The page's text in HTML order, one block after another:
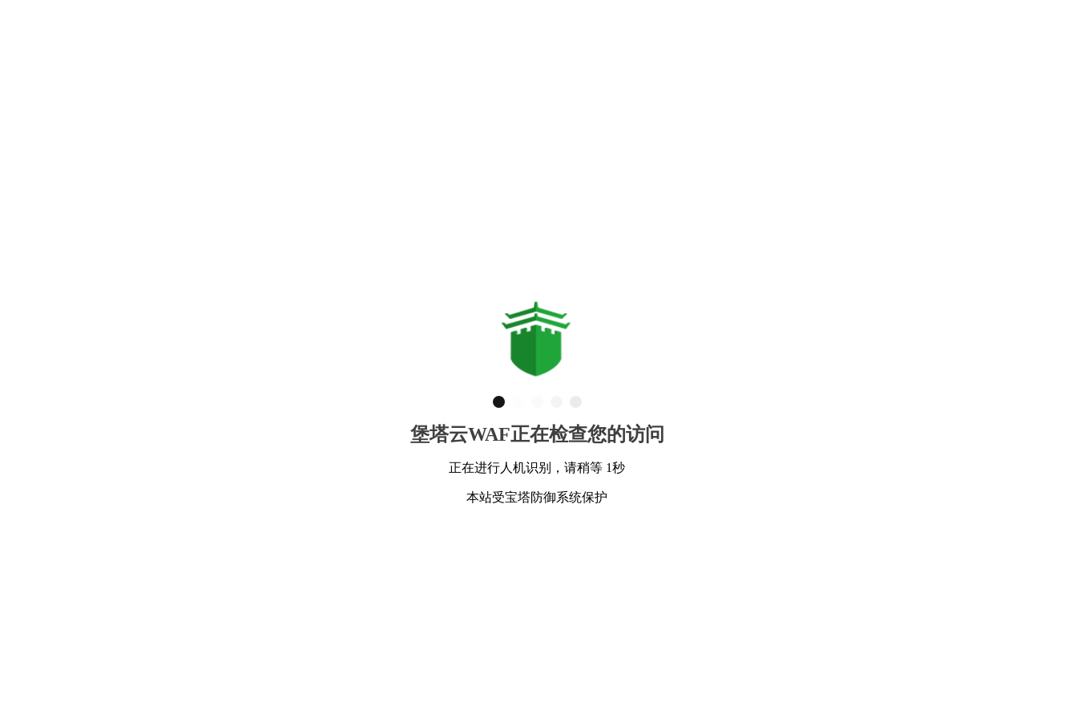
堡塔云WAF正在检查您的访问
正在进行人机识别，请稍等 1秒
本站受宝塔防御系统保护